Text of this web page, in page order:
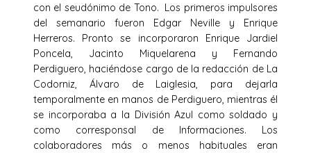
con el seudónimo de Tono. Los primeros impulsores
del semanario fueron Edgar Neville y Enrique
Herreros. Pronto se incorporaron Enrique Jardiel
Poncela, Jacinto Miquelarena y Fernando
Perdiguero, haciéndose cargo de la redacción de La
Codorniz, Álvaro de Laiglesia, para dejarla
temporalmente en manos de Perdiguero, mientras él
se incorporaba a la División Azul como soldado y
como corresponsal de Informaciones. Los
colaboradores más o menos habituales eran